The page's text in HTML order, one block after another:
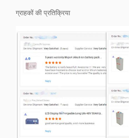
ग्राहकों की प्रतिक्रिया